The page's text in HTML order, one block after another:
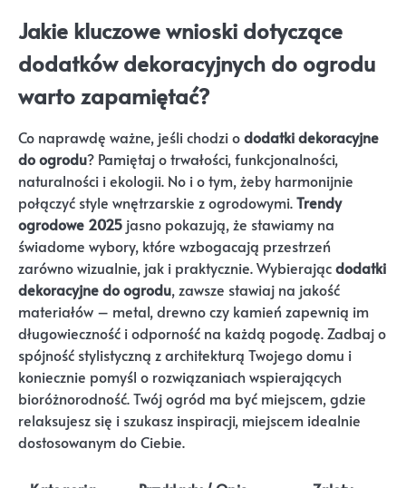
Jakie kluczowe wnioski dotyczące
dodatków dekoracyjnych do ogrodu
warto zapamiętać?
Co naprawdę ważne, jeśli chodzi ododatki dekoracyjne
do ogrodu? Pamiętaj o trwałości, funkcjonalności,
naturalności i ekologii. No i o tym, żeby harmonijnie
połączyć style wnętrzarskie z ogrodowymi.Trendy
ogrodowe 2025 jasno pokazują, że stawiamy na
świadome wybory, które wzbogacają przestrzeń
zarówno wizualnie, jak i praktycznie. Wybierającdodatki
dekoracyjne do ogrodu, zawsze stawiaj na jakość
materiałów – metal, drewno czy kamień zapewnią im
długowieczność i odporność na każdą pogodę. Zadbaj o
spójność stylistyczną z architekturą Twojego domu i
koniecznie pomyśl o rozwiązaniach wspierających
bioróżnorodność. Twój ogród ma być miejscem, gdzie
relaksujesz się i szukasz inspiracji, miejscem idealnie
dostosowanym do Ciebie.